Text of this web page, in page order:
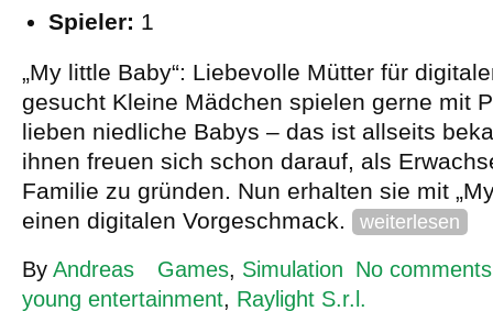
Spieler: 1
„My little Baby“: Liebevolle Mütter für
gesucht Kleine Mädchen spielen gerne mit
lieben niedliche Babys – das ist allseits
ihnen freuen sich schon darauf, als
Familie zu gründen. Nun erhalten sie mit
einen digitalen Vorgeschmack.
weiterlesen
By Andreas Games, Simulation No comments
young entertainment, Raylight S.r.l.